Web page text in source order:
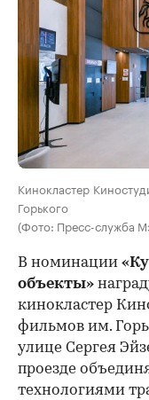
Кинокластер
Горького
(Фото: Пресс-служба
В номинации
объекты»
кинокластер
фильмов им.
улице Сергея
проезде
технологиями